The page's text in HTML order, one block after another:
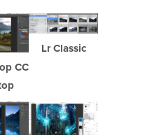
CC
Lr Classic